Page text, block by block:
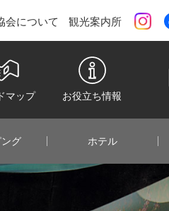
観光案内所
会について
マップ お役立ち情報
グ ホテル